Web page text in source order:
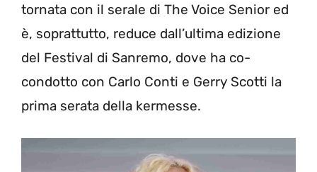
tornata con il serale di The Voice Senior ed
è, soprattutto, reduce dall’ultima edizione
del Festival di Sanremo, dove ha co-
condotto con Carlo Conti e Gerry Scotti la
prima serata della kermesse.